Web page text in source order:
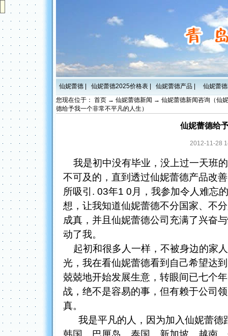
仙妮蕾德|仙妮蕾德2025价格表|仙妮蕾德产品|仙妮蕾德
您现在位于： 首页 → 仙妮蕾德新闻 → 仙妮蕾德新闻咨询（仙
德给予我一个非常不平凡的人生）
仙妮蕾德给
2012-11-28
我是初中没有毕业，没上过一天班
不可及的，直到透过仙妮蕾德产品改
所吸引. 03年1 0月，我参加令人难忘
想，让我知道仙妮蕾德不分国家、不
成真，并且仙妮蕾德公司充满了兴奋
动了我。
起初和很多人一样，不被身边的家
光，我在看仙妮蕾德看到自己希望达
兢兢地开始发展生意，转眼间已七个
战，绝不是容易的事，但有赖于公司
真。
我是平凡的人，因为加入仙妮蕾德